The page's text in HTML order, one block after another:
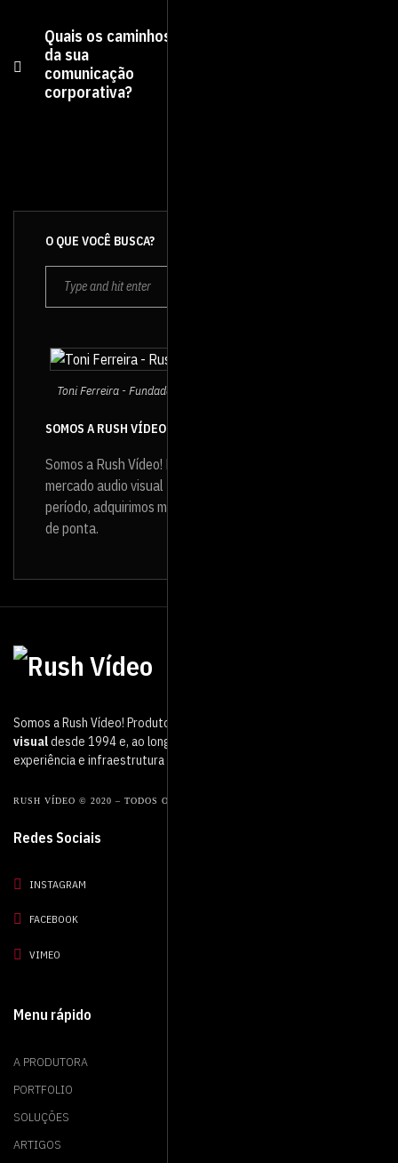
Quais os caminhos
da sua
comunicação
corporativa?
O QUE VOCÊ BUSCA?
Toni Ferreira - Fundador e Diretor da Rush Vídeo
SOMOS A RUSH VÍDEO
Somos a Rush Vídeo! Produtora de vídeo que atua no
mercado audio visual
período, adquirimos muita experiência e infraestrutura
de ponta.
Somos a Rush Vídeo! Produtora de vídeo que atua no mercado
visualdesde 1994 e, ao longo desse período, adquirimos muita
experiência e infraestrutura de ponta.
RUSH VÍDEO © 2020 – TODOS OS DIREITOS RESERVADOS.
Redes Sociais
INSTAGRAM
FACEBOOK
VIMEO
Menu rápido
A PRODUTORA
PORTFOLIO
SOLUÇÕES
ARTIGOS